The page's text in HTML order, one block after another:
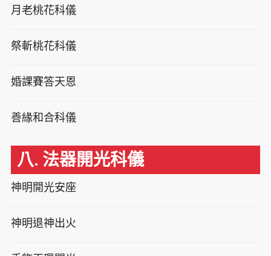
月老桃花科儀
祭斬桃花科儀
婚課賽答天恩
善緣和合科儀
八. 法器開光科儀
神明開光安座
神明退神出火